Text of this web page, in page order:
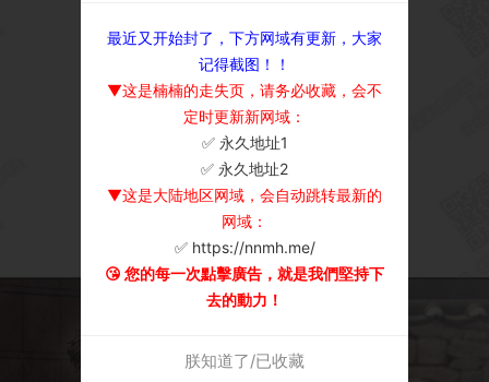
最近又开始封了，下方网域有更新，大家
记得截图！！
▼这是楠楠的走失页，请务必收藏，会不
定时更新新网域：
✅ 永久地址1
✅ 永久地址2
▼这是大陆地区网域，会自动跳转最新的
网域：
✅ https://nnmh.me/
😘 您的每一次點擊廣告，就是我們堅持下
去的動力！
朕知道了/已收藏